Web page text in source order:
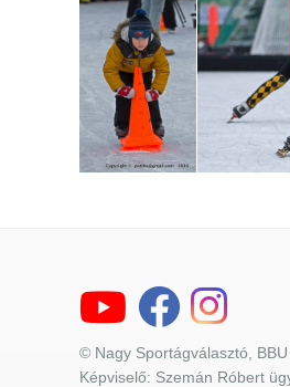
© Nagy Sportágválasztó, BBU
Képviselő: Szemán Róbert